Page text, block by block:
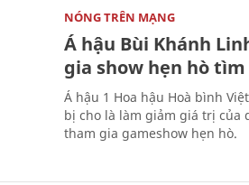
NÓNG TRÊN MẠNG
Á hậu Bùi Khánh
gia show hẹn hò
Á hậu 1 Hoa hậu Hoà bình
bị cho là làm giảm giá trị của
tham gia gameshow hẹn hò.